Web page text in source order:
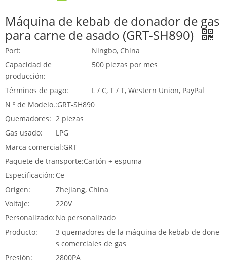
Máquina de kebab de donador de gas
para carne de asado (GRT-SH890)
Port:
Ningbo, China
Capacidad de
producción:
500 piezas por mes
Términos de pago:
L / C, T / T, Western Union, PayPal
N º de Modelo.:GRT-SH890
Quemadores: 2 piezas
Gas usado:
LPG
Marca comercial:GRT
Paquete de transporte:Cartón + espuma
Especificación: Ce
Origen:
Zhejiang, China
Voltaje:
220V
Personalizado: No personalizado
Producto:
3 quemadores de la máquina de kebab de done
s comerciales de gas
Presión:
2800PA